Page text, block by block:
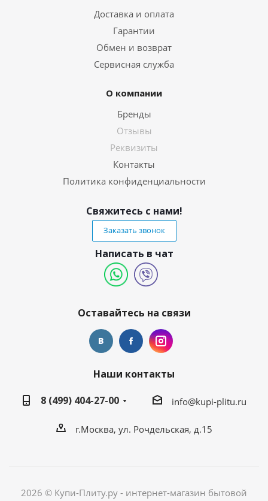
Доставка и оплата
Гарантии
Обмен и возврат
Сервисная служба
О компании
Бренды
Отзывы
Реквизиты
Контакты
Политика конфиденциальности
Свяжитесь с нами!
Заказать звонок
Написать в чат
Оставайтесь на связи
Наши контакты
8 (499) 404-27-00
info@kupi-plitu.ru
г.Москва, ул. Рочдельская, д.15
2026 © Купи-Плиту.ру - интернет-магазин бытовой